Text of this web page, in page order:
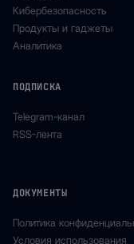
Кибербезопасность
Продукты и гаджеты
Аналитика
ПОДПИСКА
Telegram-канал
RSS-лента
ДОКУМЕНТЫ
Политика
Условия использования